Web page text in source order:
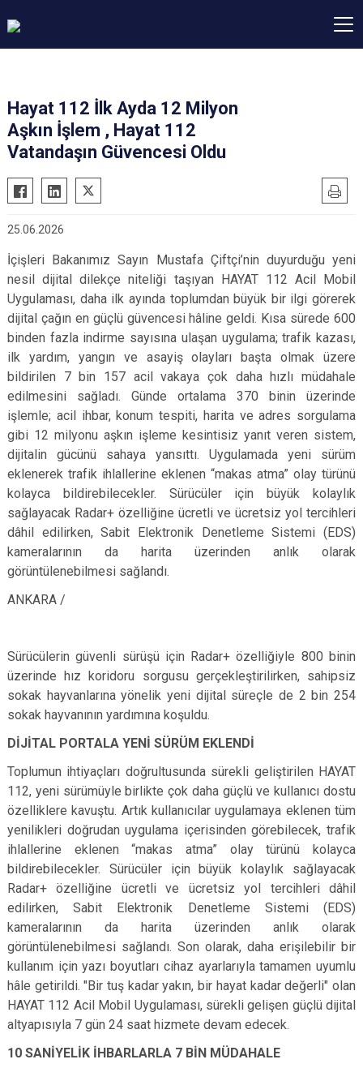
Hayat 112 İlk Ayda 12 Milyon
Aşkın İşlem , Hayat 112
Vatandaşın Güvencesi Oldu
25.06.2026
İçişleri Bakanımız Sayın Mustafa Çiftçi’nin duyurduğu yeni
nesil dijital dilekçe niteliği taşıyan HAYAT 112 Acil Mobil
Uygulaması, daha ilk ayında toplumdan büyük bir ilgi görerek
dijital çağın en güçlü güvencesi hâline geldi. Kısa sürede 600
binden fazla indirme sayısına ulaşan uygulama; trafik kazası,
ilk yardım, yangın ve asayiş olayları başta olmak üzere
bildirilen 7 bin 157 acil vakaya çok daha hızlı müdahale
edilmesini sağladı. Günde ortalama 370 binin üzerinde
işlemle; acil ihbar, konum tespiti, harita ve adres sorgulama
gibi 12 milyonu aşkın işleme kesintisiz yanıt veren sistem,
dijitalin gücünü sahaya yansıttı. Uygulamada yeni sürüm
eklenerek trafik ihlallerine eklenen “makas atma” olay türünü
kolayca bildirebilecekler. Sürücüler için büyük kolaylık
sağlayacak Radar+ özelliğine ücretli ve ücretsiz yol tercihleri
dâhil edilirken, Sabit Elektronik Denetleme Sistemi (EDS)
kameralarının da harita üzerinden anlık olarak
görüntülenebilmesi sağlandı.
ANKARA /
Sürücülerin güvenli sürüşü için Radar+ özelliğiyle 800 binin
üzerinde hız koridoru sorgusu gerçekleştirilirken, sahipsiz
sokak hayvanlarına yönelik yeni dijital süreçle de 2 bin 254
sokak hayvanının yardımına koşuldu.
DİJİTAL PORTALA YENİ SÜRÜM EKLENDİ
Toplumun ihtiyaçları doğrultusunda sürekli geliştirilen HAYAT
112, yeni sürümüyle birlikte çok daha güçlü ve kullanıcı dostu
özelliklere kavuştu. Artık kullanıcılar uygulamaya eklenen tüm
yenilikleri doğrudan uygulama içerisinden görebilecek, trafik
ihlallerine eklenen “makas atma” olay türünü kolayca
bildirebilecekler. Sürücüler için büyük kolaylık sağlayacak
Radar+ özelliğine ücretli ve ücretsiz yol tercihleri dâhil
edilirken, Sabit Elektronik Denetleme Sistemi (EDS)
kameralarının da harita üzerinden anlık olarak
görüntülenebilmesi sağlandı. Son olarak, daha erişilebilir bir
kullanım için yazı boyutları cihaz ayarlarıyla tamamen uyumlu
hâle getirildi. "Bir tuş kadar yakın, bir hayat kadar değerli" olan
HAYAT 112 Acil Mobil Uygulaması, sürekli gelişen güçlü dijital
altyapısıyla 7 gün 24 saat hizmete devam edecek.
10 SANİYELİK İHBARLARLA 7 BİN MÜDAHALE